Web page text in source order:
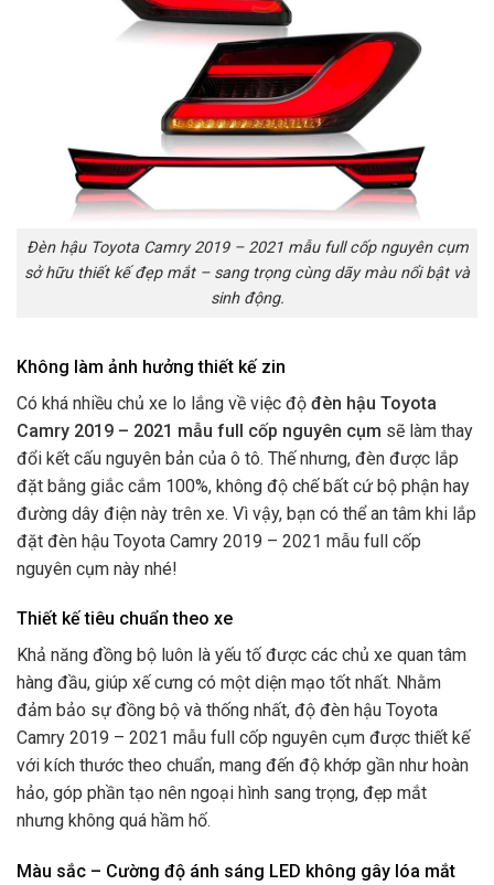
Đèn hậu Toyota Camry 2019 – 2021 mẫu full cốp nguyên cụm
sở hữu thiết kế đẹp mắt – sang trọng cùng dãy màu nổi bật và
sinh động.
Không làm ảnh hưởng thiết kế zin
Có khá nhiều chủ xe lo lắng về việc độ đèn hậu Toyota
Camry 2019 – 2021 mẫu full cốp nguyên cụm sẽ làm thay
đổi kết cấu nguyên bản của ô tô. Thế nhưng, đèn được lắp
đặt bằng giắc cắm 100%, không độ chế bất cứ bộ phận hay
đường dây điện này trên xe. Vì vậy, bạn có thể an tâm khi lắp
đặt đèn hậu Toyota Camry 2019 – 2021 mẫu full cốp
nguyên cụm này nhé!
Thiết kế tiêu chuẩn theo xe
Khả năng đồng bộ luôn là yếu tố được các chủ xe quan tâm
hàng đầu, giúp xế cưng có một diện mạo tốt nhất. Nhằm
đảm bảo sự đồng bộ và thống nhất, độ đèn hậu Toyota
Camry 2019 – 2021 mẫu full cốp nguyên cụm được thiết kế
với kích thước theo chuẩn, mang đến độ khớp gần như hoàn
hảo, góp phần tạo nên ngoại hình sang trọng, đẹp mắt
nhưng không quá hầm hố.
Màu sắc – Cường độ ánh sáng LED không gây lóa mắt